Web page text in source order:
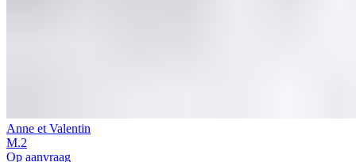
Anne et Valentin
M.2
Op aanvraag